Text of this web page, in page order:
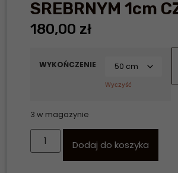
SREBRNYM 1cm
180,00 zł
WYKOŃCZENIE
Wyczyść
3 w magazynie
Dodaj do koszyka